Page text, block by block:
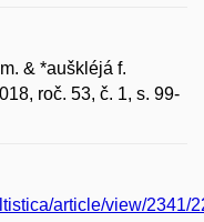
& *auškléjá f.
roč. 53, č. 1, s. 99-
article/view/2341/